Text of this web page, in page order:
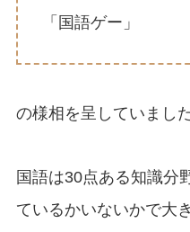
「国語ゲー」
の様相を呈していました
国語は30点ある知識分
ているかいないかで大